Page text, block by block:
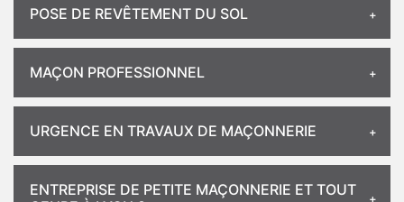
POSE DE REVÊTEMENT DU SOL
MAÇON PROFESSIONNEL
URGENCE EN TRAVAUX DE MAÇONNERIE
ENTREPRISE DE PETITE MAÇONNERIE ET TOUT